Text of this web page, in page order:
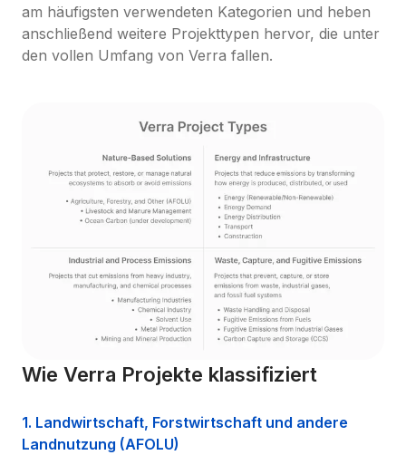
am häufigsten verwendeten Kategorien und heben
anschließend weitere Projekttypen hervor, die unter
den vollen Umfang von Verra fallen.
Wie Verra Projekte klassifiziert
1. Landwirtschaft, Forstwirtschaft und andere
Landnutzung (AFOLU)